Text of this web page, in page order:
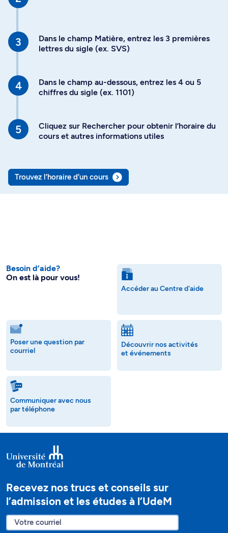
Dans le champ Matière, entrez les 3 premières
lettres du sigle (ex. SVS)
Dans le champ au-dessous, entrez les 4 ou 5
chiffres du sigle (ex. 1101)
Cliquez sur Rechercher pour obtenir l’horaire du
cours et autres informations utiles
Trouvez l’horaire d’un cours
Besoin d’aide?
On est là pour vous!
Accéder au Centre d'aide
Poser une question par
courriel
Découvrir nos activités
et événements
Communiquer avec nous
par téléphone
Recevez nos trucs et conseils sur
l’admission et les études à l’UdeM